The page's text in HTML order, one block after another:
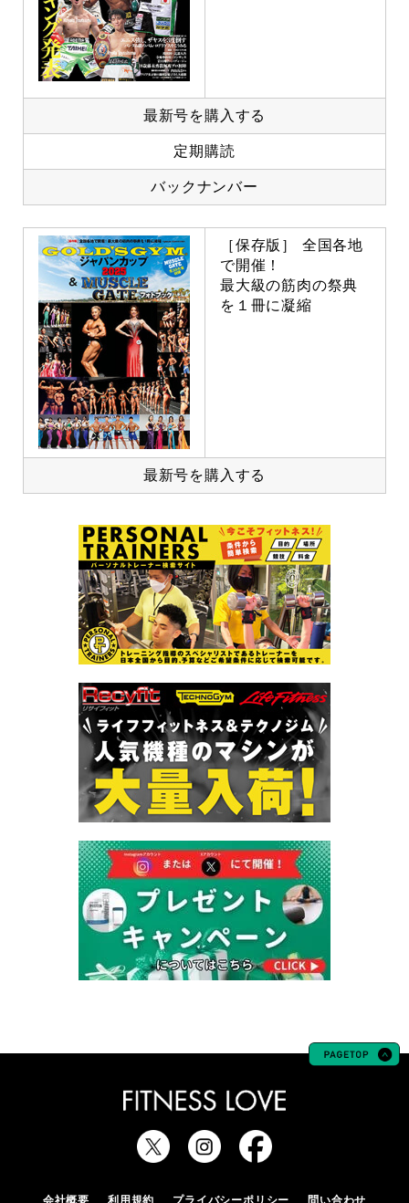
最新号を購入する
定期購読
バックナンバー
［保存版］ 全国各地
で開催！
最大級の筋肉の祭典
を１冊に凝縮
最新号を購入する
会社概要 利用規約 プライバシーポリシー 問い合わせ